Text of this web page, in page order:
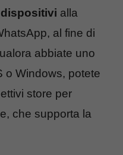
alla
al fine di
abbiate uno
o Windows, potete
store per
che supporta la